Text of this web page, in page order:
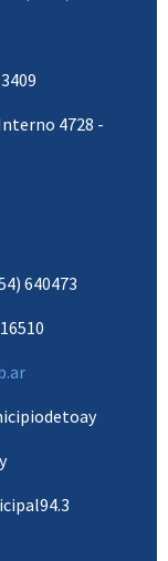
4728 -
640473